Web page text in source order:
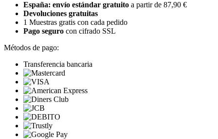
España: envío estándar gratuito a partir de 87,90 €
Devoluciones gratuitas
1 Muestras gratis con cada pedido
Pago seguro con cifrado SSL
Métodos de pago:
Transferencia bancaria